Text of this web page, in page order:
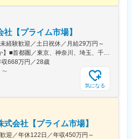
イザリー業務
Cecil Street #24-02, The Octagon,
る業務
【プライム市場】
経験歓迎／土日祝休／月給29万円～
【全国29拠点のいずれか】■首都圏／東京、神奈川、埼玉、千葉■関東／栃木、群馬■関西／大阪、兵庫、京都■中部／愛知■北信越／新潟■東北／福島■中四国／岡山、広島■九州／福岡※詳細住所は「勤務地一覧」からご確認いただけます※受動喫煙対策：屋内全面禁煙※U・Iターン支援あり（社宅制度など）★：総合職の募集━━━全国転勤を含む総合職での募集です。4年程度のサイクルで支店や部署を異動し、経験を積み重ねながらキャリアを進んでいきます。定例で行う上長との面談で「マネジメントを目指したい」「経験を活かして人事へキャリアチェンジしたい」などの希望を出すことが可能です。日頃から上司との距離も近く、個人の働きっぷりがよく見える環境。希望や適性、これからに対する期待などに応じて、最適な配属を行っています。◎社宅制度、引っ越し費用負担があり、生活の不安なく経験の幅を広げていただけます。
668万円／28歳
〜
気になる
式会社【プライム市場】
迎／年休122日／年収450万円～